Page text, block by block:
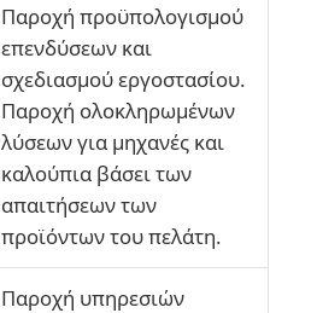
Παροχή προϋπολογισμού
επενδύσεων και
σχεδιασμού εργοστασίου.
Παροχή ολοκληρωμένων
λύσεων για μηχανές και
καλούπια βάσει των
απαιτήσεων των
προϊόντων του πελάτη.
Παροχή υπηρεσιών